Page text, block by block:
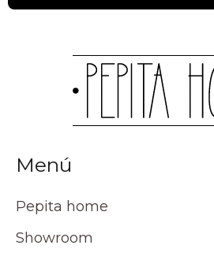
Menú
Pepita home
Showroom